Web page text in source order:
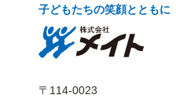
子どもたちの笑顔とともに
〒114-0023